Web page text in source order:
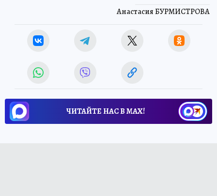
Анастасия БУРМИСТРОВА
ЧИТАЙТЕ НАС В МАХ!